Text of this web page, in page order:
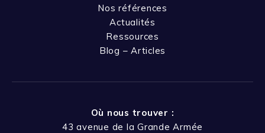
Nos références
Actualités
Ressources
Blog – Articles
Où nous trouver :
43 avenue de la Grande Armée